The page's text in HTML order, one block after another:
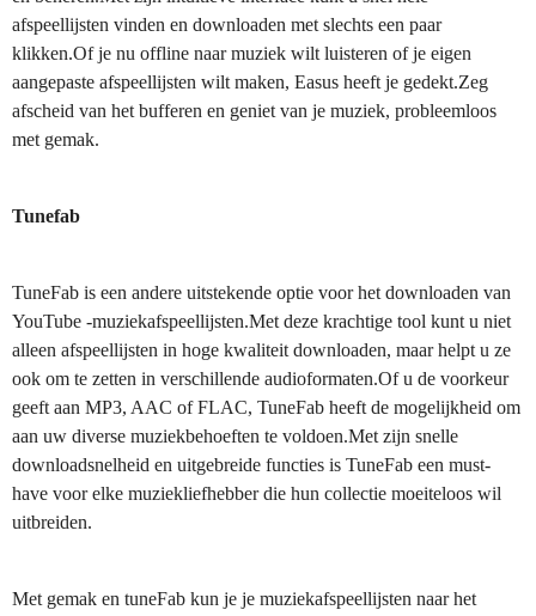
afspeellijsten vinden en downloaden met slechts een paar
klikken.Of je nu offline naar muziek wilt luisteren of je eigen
aangepaste afspeellijsten wilt maken, Easus heeft je gedekt.Zeg
afscheid van het bufferen en geniet van je muziek, probleemloos
met gemak.
Tunefab
TuneFab is een andere uitstekende optie voor het downloaden van
YouTube -muziekafspeellijsten.Met deze krachtige tool kunt u niet
alleen afspeellijsten in hoge kwaliteit downloaden, maar helpt u ze
ook om te zetten in verschillende audioformaten.Of u de voorkeur
geeft aan MP3, AAC of FLAC, TuneFab heeft de mogelijkheid om
aan uw diverse muziekbehoeften te voldoen.Met zijn snelle
downloadsnelheid en uitgebreide functies is TuneFab een must-
have voor elke muziekliefhebber die hun collectie moeiteloos wil
uitbreiden.
Met gemak en tuneFab kun je je muziekafspeellijsten naar het